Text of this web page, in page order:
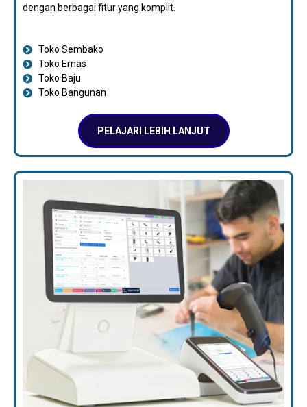
dengan berbagai fitur yang komplit.
Toko Sembako
Toko Emas
Toko Baju
Toko Bangunan
PELAJARI LEBIH LANJUT